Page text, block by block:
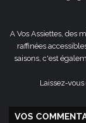
A Vos Assiettes, des
raffinées
saisons, c'est
Laissez-
VOS